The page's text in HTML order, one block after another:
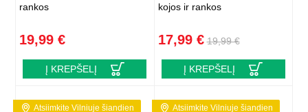
rankos
19,99 €
Į KREPŠELĮ
kojos ir rankos
17,99 € 19,99 €
Į KREPŠELĮ
Atsiimkite Vilniuje šiandien Atsiimkite Vilniuje šiandien